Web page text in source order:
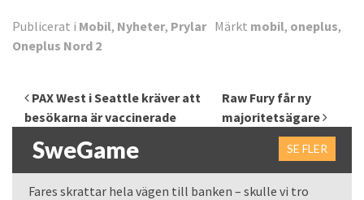
Publicerat i Mobil, Nyheter, Prylar Märkt mobil, oneplus,
Oneplus Nord 2
Inläggsnavigering
PAX West i Seattle kräver att
besökarna är vaccinerade
Raw Fury får ny
majoritetsägare
SweGame SE FLER
Fares skrattar hela vägen till banken – skulle vi tro